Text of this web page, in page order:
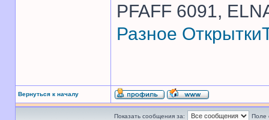
PFAFF 6091,
Разное Открытки
Вернуться к началу
Показать сообщения за: Поле